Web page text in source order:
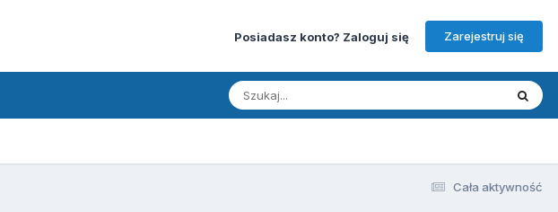
Posiadasz konto? Zaloguj się Zarejestruj się
Cała aktywność